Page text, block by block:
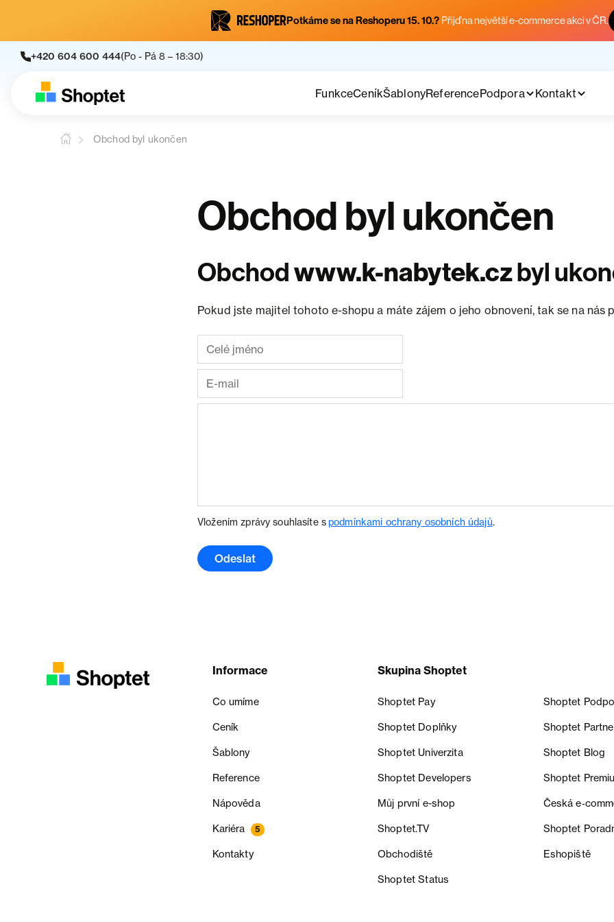
Potkáme se na Reshoperu 15. 10.? Přijď na největší e-commerce akci v ČR.
+420 604 600 444(Po - Pá 8 – 18:30)
FunkceCeníkŠablonyReferencePodpora Kontakt
Obchod byl ukončen
Obchod byl ukončen
Obchodwww.k-nabytek.czbyl
Pokud jste majitel tohoto e-shopu a máte zájem o jeho obnovení, tak se na nás
Vložením zprávy souhlasíte spodmínkami ochrany osobních údajů.
Odeslat
Informace
Co umíme
Ceník
Šablony
Reference
Nápověda
Kariéra 5
Kontakty
Skupina Shoptet
Shoptet Pay Shoptet
Shoptet Doplňky Shoptet
Shoptet Univerzita Shoptet Blog
Shoptet Developers Shoptet
Můj první e-shop Česká
Shoptet.TV Shoptet
Obchodiště Eshopiště
Shoptet Status